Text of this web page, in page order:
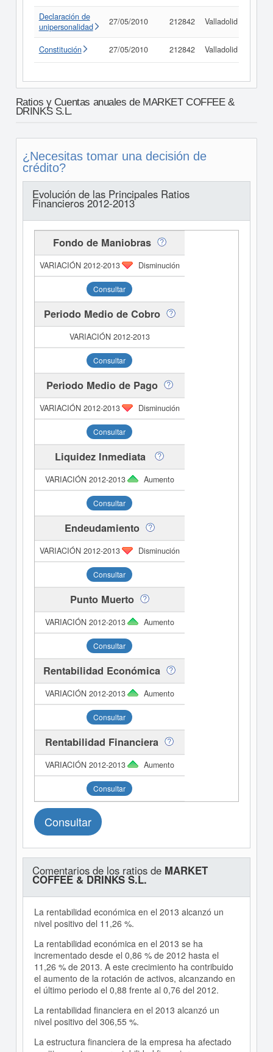
Declaración de
unipersonalidad
27/05/2010 212842 Valladolid
Constitución 27/05/2010 212842 Valladolid
Ratios y Cuentas anuales de MARKET COFFEE &
DRINKS S.L.
¿Necesitas tomar una decisión de
crédito?
Evolución de las Principales Ratios
Financieros 2012-2013
Fondo de Maniobras
Disminución
Consultar
Periodo Medio de Cobro
Consultar
Periodo Medio de Pago
Disminución
Consultar
Liquidez Inmediata
Aumento
Consultar
Endeudamiento
Disminución
Consultar
Punto Muerto
Aumento
Consultar
Rentabilidad Económica
Aumento
Consultar
Rentabilidad Financiera
Aumento
Consultar
Consultar
Comentarios de los ratios de MARKET
COFFEE & DRINKS S.L.
La rentabilidad económica en el 2013 alcanzó un
nivel positivo del 11,26 %.
La rentabilidad económica en el 2013 se ha
incrementado desde el 0,86 % de 2012 hasta el
11,26 % de 2013. A este crecimiento ha contribuido
el aumento de la rotación de activos, alcanzando en
el último periodo el 0,88 frente al 0,76 del 2012.
La rentabilidad financiera en el 2013 alcanzó un
nivel positivo del 306,55 %.
La estructura financiera de la empresa ha afectado